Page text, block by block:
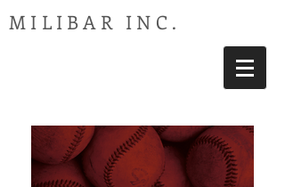
MILIBAR INC.